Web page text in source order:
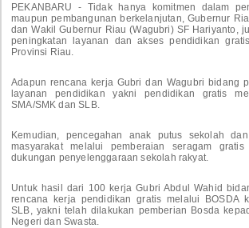
PEKANBARU - Tidak hanya komitmen dalam
maupun pembangunan berkelanjutan, Gubernur
dan Wakil Gubernur Riau (Wagubri) SF Hariyanto,
peningkatan layanan dan akses pendidikan
Provinsi Riau.
Adapun rencana kerja Gubri dan Wagubri bidang
layanan pendidikan yakni pendidikan gratis
SMA/SMK dan SLB.
Kemudian, pencegahan anak putus sekolah
masyarakat melalui pemberaian seragam
dukungan penyelenggaraan sekolah rakyat.
Untuk hasil dari 100 kerja Gubri Abdul Wahid
rencana kerja pendidikan gratis melalui BOSDA
SLB, yakni telah dilakukan pemberian Bosda
Negeri dan Swasta.